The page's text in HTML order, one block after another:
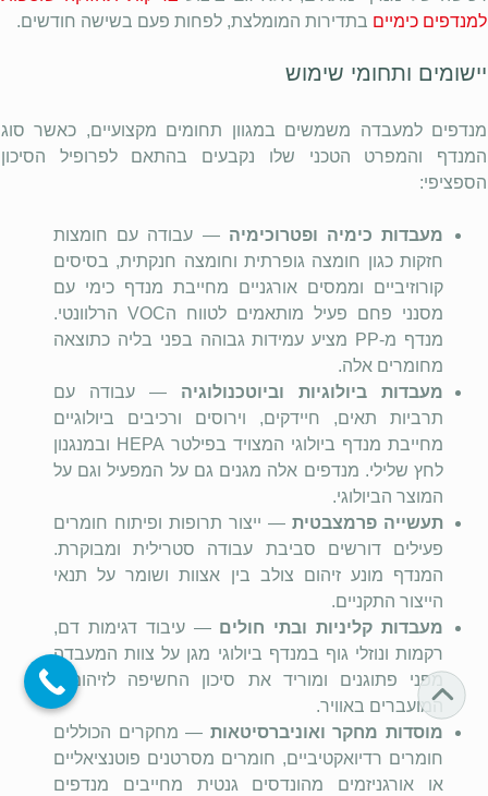
למנדפים כימיים בתדירות המומלצת, לפחות פעם בשישה חודשים.
יישומים ותחומי שימוש
מנדפים למעבדה משמשים במגוון תחומים מקצועיים, כאשר סוג
המנדף והמפרט הטכני שלו נקבעים בהתאם לפרופיל הסיכון
הספציפי:
מעבדות כימיה ופטרוכימיה — עבודה עם חומצות
חזקות כגון חומצה גופרתית וחומצה חנקתית, בסיסים
קורוזיביים וממסים אורגניים מחייבת מנדף כימי עם
מסנני פחם פעיל מותאמים לטווח הVOC הרלוונטי.
מנדף מ-PP מציע עמידות גבוהה בפני בליה כתוצאה
מחומרים אלה.
מעבדות ביולוגיות וביוטכנולוגיה — עבודה עם
תרביות תאים, חיידקים, וירוסים ורכיבים ביולוגיים
מחייבת מנדף ביולוגי המצויד בפילטר HEPA ובמנגנון
לחץ שלילי. מנדפים אלה מגנים גם על המפעיל וגם על
המוצר הביולוגי.
תעשייה פרמצבטית — ייצור תרופות ופיתוח חומרים
פעילים דורשים סביבת עבודה סטרילית ומבוקרת.
המנדף מונע זיהום צולב בין אצוות ושומר על תנאי
הייצור התקניים.
מעבדות קליניות ובתי חולים — עיבוד דגימות דם,
רקמות ונוזלי גוף במנדף ביולוגי מגן על צוות המעבדה
מפני פתוגנים ומוריד את סיכון החשיפה לזיהומים
המועברים באוויר.
מוסדות מחקר ואוניברסיטאות — מחקרים הכוללים
חומרים רדיואקטיביים, חומרים מסרטנים פוטנציאליים
או אורגניזמים מהונדסים גנטית מחייבים מנדפים